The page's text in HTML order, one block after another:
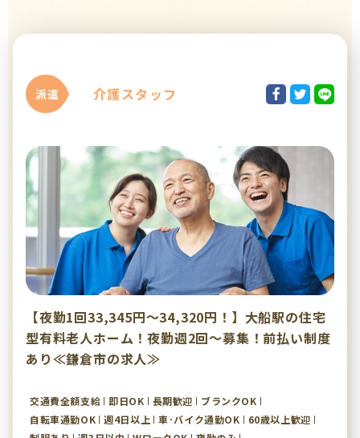
派遣 介護スタッフ
【夜勤1回33,345円～34,320円！】大船駅の住宅
型有料老人ホーム！夜勤週2回～募集！前払い制度
あり≪鎌倉市の求人≫
交通費全額支給 即日OK 長期歓迎
ブランクOK
自転車通勤OK
週4日以上 車･バイク通勤OK
60歳以上歓迎